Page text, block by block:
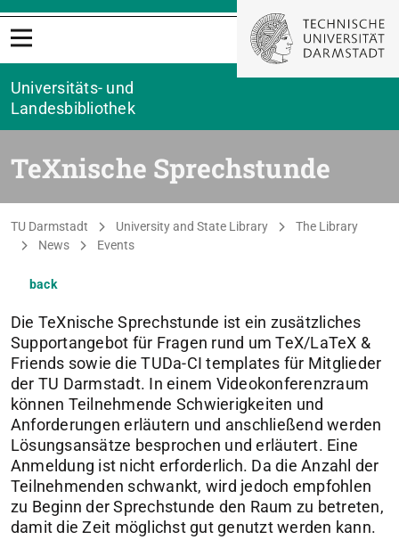
Open menu
Universitäts- und
Landesbibliothek
TeXnische Sprechstunde
You are here:
TU Darmstadt University and State Library
The Library
News
Events
back
Die TeXnische Sprechstunde ist ein zusätzliches
Supportangebot für Fragen rund um TeX/LaTeX &
Friends sowie die TUDa-CI templates für Mitglieder
der TU Darmstadt. In einem Videokonferenzraum
können Teilnehmende Schwierigkeiten und
Anforderungen erläutern und anschließend werden
Lösungsansätze besprochen und erläutert. Eine
Anmeldung ist nicht erforderlich. Da die Anzahl der
Teilnehmenden schwankt, wird jedoch empfohlen
zu Beginn der Sprechstunde den Raum zu betreten,
damit die Zeit möglichst gut genutzt werden kann.